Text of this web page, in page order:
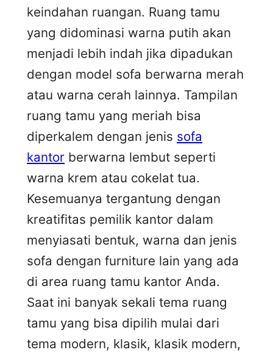
keindahan ruangan. Ruang tamu
yang didominasi warna putih akan
menjadi lebih indah jika dipadukan
dengan model sofa berwarna merah
atau warna cerah lainnya. Tampilan
ruang tamu yang meriah bisa
diperkalem dengan jenis sofa
kantor berwarna lembut seperti
warna krem atau cokelat tua.
Kesemuanya tergantung dengan
kreatifitas pemilik kantor dalam
menyiasati bentuk, warna dan jenis
sofa dengan furniture lain yang ada
di area ruang tamu kantor Anda.
Saat ini banyak sekali tema ruang
tamu yang bisa dipilih mulai dari
tema modern, klasik, klasik modern,